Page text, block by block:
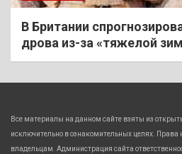
В Британии
дрова из-за «тяжелой
Все материалы на данном сайте взяты из
исключительно в ознакомительных целях.
владельцам. Администрация сайта